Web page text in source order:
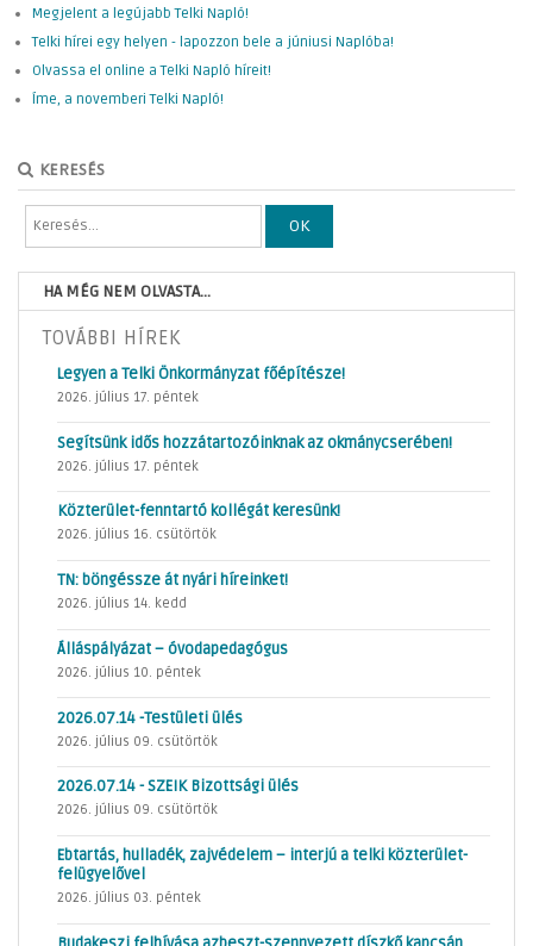
Megjelent a legújabb Telki Napló!
Telki hírei egy helyen - lapozzon bele a júniusi Naplóba!
Olvassa el online a Telki Napló híreit!
Íme, a novemberi Telki Napló!
KERESÉS
OK
HA MÉG NEM OLVASTA...
TOVÁBBI HÍREK
Legyen a Telki Önkormányzat főépítésze!
2026. július 17. péntek
Segítsünk idős hozzátartozóinknak az okmánycserében!
2026. július 17. péntek
Közterület-fenntartó kollégát keresünk!
2026. július 16. csütörtök
TN: böngéssze át nyári híreinket!
2026. július 14. kedd
Álláspályázat – óvodapedagógus
2026. július 10. péntek
2026.07.14 -Testületi ülés
2026. július 09. csütörtök
2026.07.14 - SZEIK Bizottsági ülés
2026. július 09. csütörtök
Ebtartás, hulladék, zajvédelem – interjú a telki közterület-
felügyelővel
2026. július 03. péntek